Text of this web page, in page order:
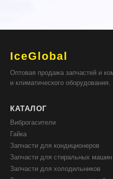
IceGlobal
Оптовая продажа запчастей и
и климатического оборудования.
КАТАЛОГ
Виброгасители
Гайка
Запчасти для кондиционеров
Запчасти для стиральных машин
Запчасти для холодильников